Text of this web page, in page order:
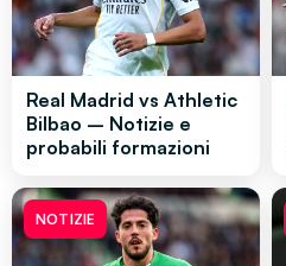
Real Madrid vs Athletic
Bilbao – Notizie e
probabili formazioni
NOTIZIE